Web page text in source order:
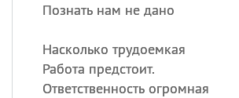
Познать нам не дано
Насколько трудоемкая
Работа предстоит.
Ответственность огромная